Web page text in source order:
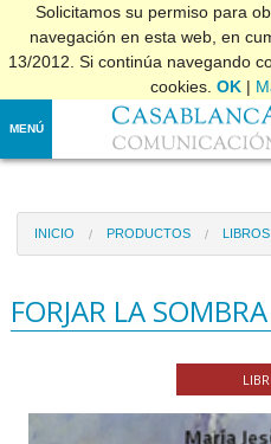
Solicitamos su permiso para
navegación en esta web, en
13/2012. Si continúa navegando
cookies. OK |
MENÚ
INICIO PRODUCTOS LIBROS
FORJAR LA SOMBRA